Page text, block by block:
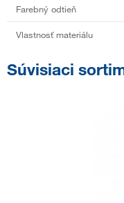
Farebný odtieň
Vlastnosť materiálu
Súvisiaci